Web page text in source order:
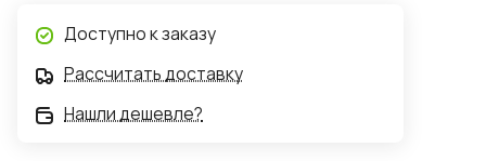
Доступно к заказу
Рассчитать доставку
Нашли дешевле?